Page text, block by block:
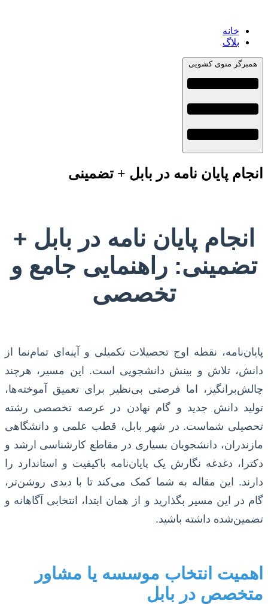
خانه
بلاگ
همبرگر منوی کشویی
انجام پایان نامه در بابل + تضمینی
انجام پایان نامه در بابل +
تضمینی: راهنمایی جامع و
تخصصی
پایان‌نامه، نقطه اوج تحصیلات تکمیلی و آینه‌ای تمام‌نما از
دانش، تلاش و بینش دانشجویی است. این مسیر، هرچند
چالش‌برانگیز، اما فرصتی بی‌نظیر برای تعمیق آموخته‌ها،
تولید دانش جدید و گام نهادن در عرصه تخصصی رشته
تحصیلی شماست. در شهر بابل، قطب علمی و دانشگاهی
مازندران، دانشجویان بسیاری در مقاطع کارشناسی ارشد و
دکترا، دغدغه نگارش یک پایان‌نامه باکیفیت و استاندارد را
دارند. این مقاله به شما کمک می‌کند تا با دیدی روشن‌تر،
گام در این مسیر بگذارید و از همان ابتدا، انتخابی آگاهانه و
تضمین‌شده داشته باشید.
اهمیت انتخاب موسسه یا مشاور
متخصص در بابل